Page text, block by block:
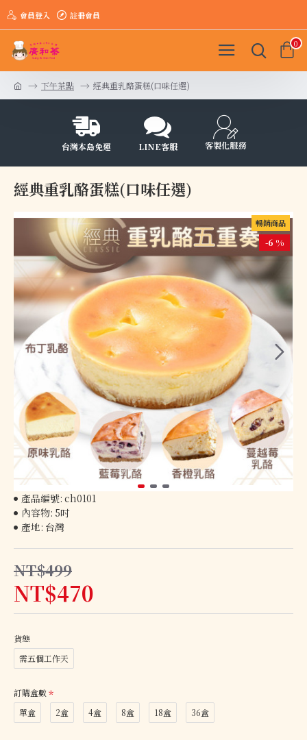
會員登入 註冊會員
0
下午茶點 經典重乳酪蛋糕(口味任選)
台灣本島免運 LINE客服 客製化服務
經典重乳酪蛋糕(口味任選)
暢銷商品
-6 %
NT$470
NT$499
產品編號: ch0101
內容物: 5吋
產地: 台灣
貨態
需五個工作天
訂購盒數
單盒
2盒 4盒 8盒 18盒 36盒